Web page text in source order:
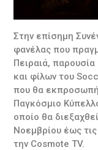
Στην επίσημη
φανέλας που
Πειραιά,
και φίλων του
που θα
Παγκόσμιο
οποίο θα
Νοεμβρίου έως
την Cosmote TV.